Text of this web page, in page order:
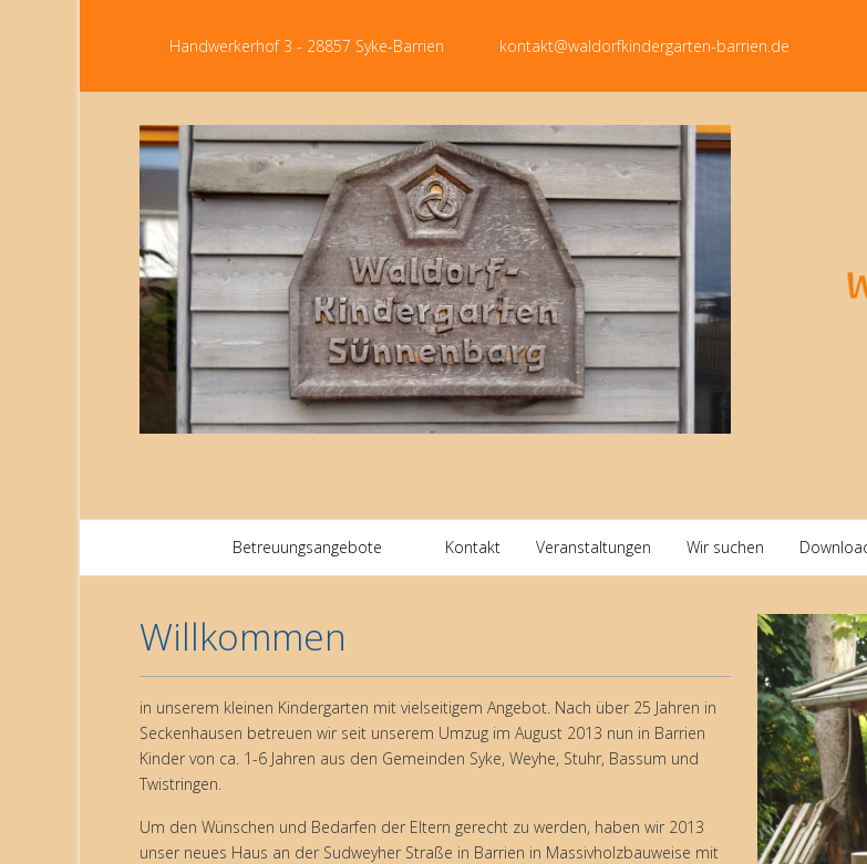
Handwerkerhof 3 - 28857 Syke-Barrien kontakt@waldorfkindergarten-barrien.de
Betreuungsangebote Kontakt Veranstaltungen Wir suchen
Willkommen
in unserem kleinen Kindergarten mit vielseitigem Angebot. Nach über 25 Jahren in
Seckenhausen betreuen wir seit unserem Umzug im August 2013 nun in Barrien
Kinder von ca. 1-6 Jahren aus den Gemeinden Syke, Weyhe, Stuhr, Bassum und
Twistringen.
Um den Wünschen und Bedarfen der Eltern gerecht zu werden, haben wir 2013
unser neues Haus an der Sudweyher Straße in Barrien in Massivholzbauweise mit